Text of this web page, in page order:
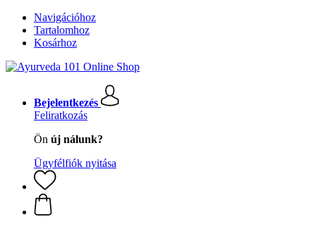
Navigációhoz
Tartalomhoz
Kosárhoz
Bejelentkezés
Feliratkozás
Ön új nálunk?
Ügyfélfiók nyitása